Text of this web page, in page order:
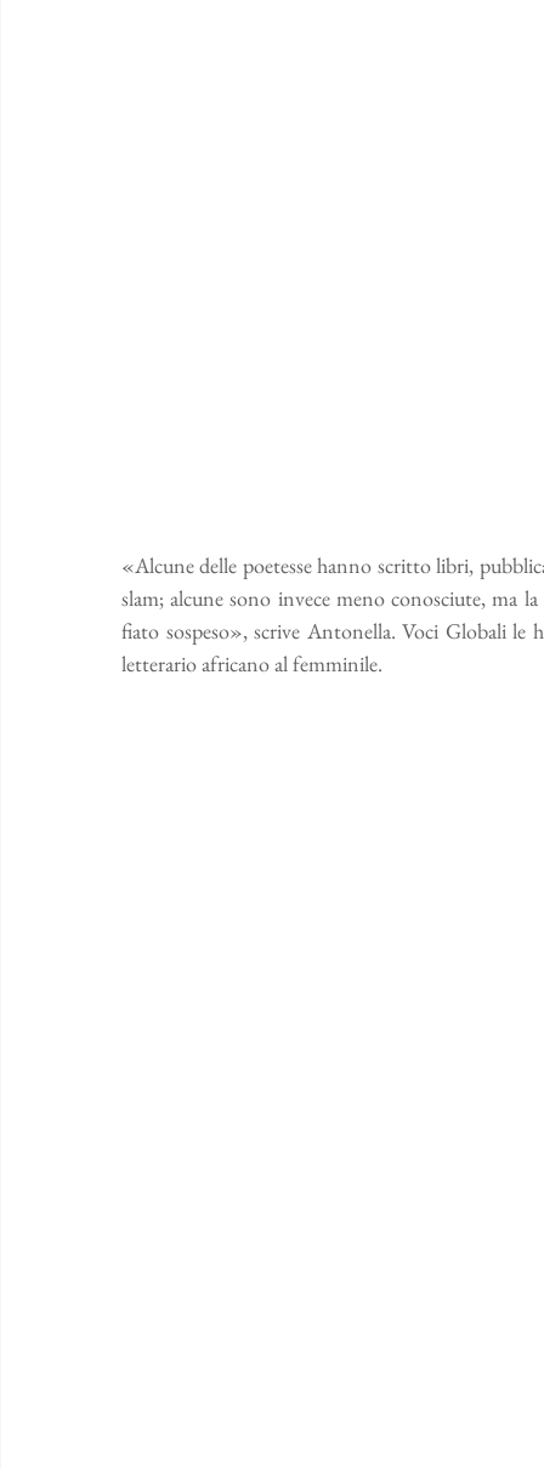
«Alcune delle poetesse hanno scritto libri,
slam; alcune sono invece meno conosciute, ma
fiato sospeso», scrive Antonella. Voci Globali le
letterario africano al femminile.